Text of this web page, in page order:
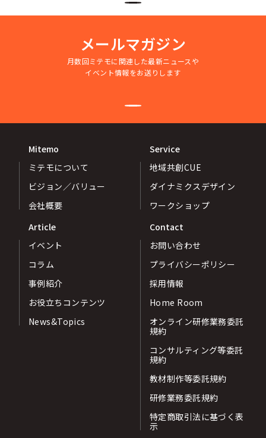
メールマガジン
月数回ミテモに関連した最新ニュースや
イベント情報をお送りします
Mitemo
ミテモについて
ビジョン／バリュー
会社概要
Service
地域共創CUE
ダイナミクスデザイン
ワークショップ
Article
イベント
コラム
事例紹介
お役立ちコンテンツ
News&Topics
Contact
お問い合わせ
プライバシーポリシー
採用情報
Home Room
オンライン研修業務委託
規約
コンサルティング等委託
規約
教材制作等委託規約
研修業務委託規約
特定商取引法に基づく表
示